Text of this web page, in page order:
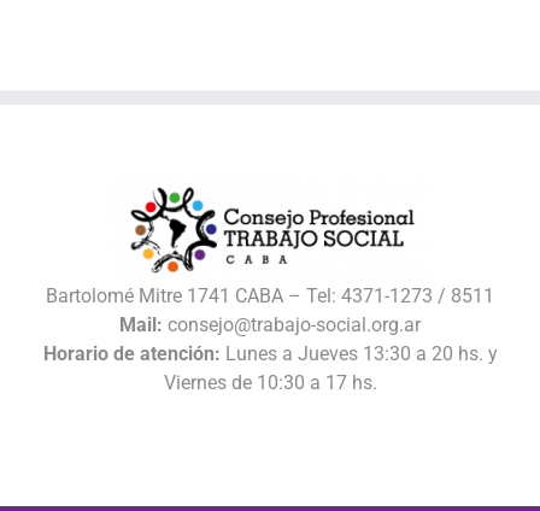
Bartolomé Mitre 1741 CABA – Tel: 4371-1273 / 8511
Mail: consejo@trabajo-social.org.ar
Horario de atención: Lunes a Jueves 13:30 a 20 hs. y
Viernes de 10:30 a 17 hs.